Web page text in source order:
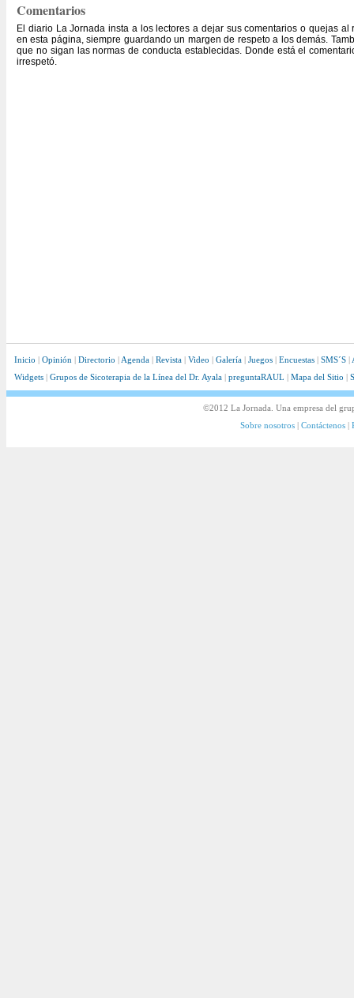
Comentarios
El diario La Jornada insta a los lectores a dejar sus comentarios o quejas
en esta página, siempre guardando un margen de respeto a los demás.
que no sigan las normas de conducta establecidas. Donde está el
irrespetó.
Inicio | Opinión | Directorio | Agenda | Revista | Video | Galería | Juegos | Encuestas | SMS´S |
Widgets | Grupos de Sicoterapia de la Línea del Dr. Ayala | preguntaRAUL | Mapa del Sitio |
©2012 La Jornada. Una empresa del
Sobre nosotros| Contáctenos|